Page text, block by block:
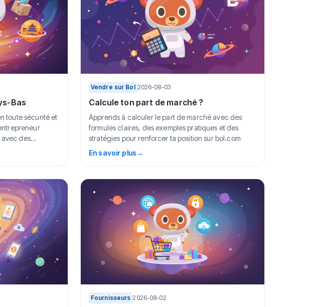
Bas
toute sécurité et
des
Vendre sur Bol 2026-08-03
Calcule ton part de marché ?
Apprends à calculer le part de marché avec des
formules claires, des exemples pratiques et des
stratégies pour renforcer ta position sur bol.com
En savoir plus→
Fournisseurs 2026-08-02